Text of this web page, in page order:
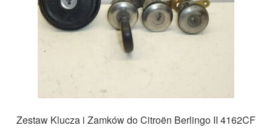
Zestaw Klucza i Zamków do Citroën Berlingo II 4162CF